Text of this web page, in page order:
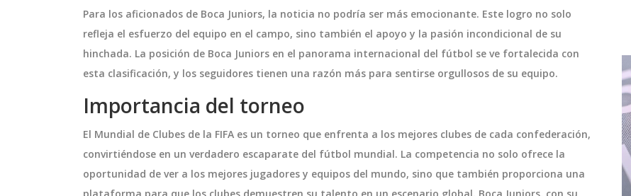
Para los aficionados de Boca Juniors, la noticia no podría ser más emocionante. Este logro no solo
refleja el esfuerzo del equipo en el campo, sino también el apoyo y la pasión incondicional de su
hinchada. La posición de Boca Juniors en el panorama internacional del fútbol se ve fortalecida con
esta clasificación, y los seguidores tienen una razón más para sentirse orgullosos de su equipo.
Importancia del torneo
El Mundial de Clubes de la FIFA es un torneo que enfrenta a los mejores clubes de cada confederación,
convirtiéndose en un verdadero escaparate del fútbol mundial. La competencia no solo ofrece la
oportunidad de ver a los mejores jugadores y equipos del mundo, sino que también proporciona una
plataforma para que los clubes demuestren su talento en un escenario global. Boca Juniors, con su
DEPORTES DEPORTES